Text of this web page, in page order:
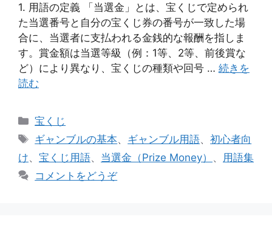
1. 用語の定義 「当選金」とは、宝くじで定められ
た当選番号と自分の宝くじ券の番号が一致した場
合に、当選者に支払われる金銭的な報酬を指しま
す。賞金額は当選等級（例：1等、2等、前後賞な
ど）により異なり、宝くじの種類や回号 … 続きを
読む
カ
テ
ゴ
リ
ー
宝くじ
タ
グ
ギャンブルの基本、 ギャンブル用語、初心者向
け、 宝くじ用語、 当選金（Prize Money） 、 用語集
コメントをどうぞ